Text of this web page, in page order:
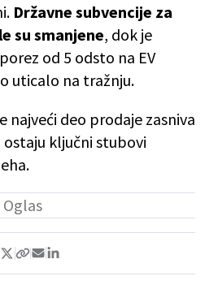
Državne subvencije za
su smanjene, dok je
od 5 odsto na EV
uticalo na tražnju.
najveći deo prodaje zasniva
ostaju ključni stubovi